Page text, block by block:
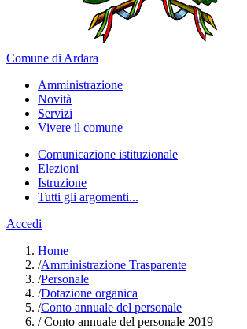
Comune di Ardara
Amministrazione
Novità
Servizi
Vivere il comune
Comunicazione istituzionale
Elezioni
Istruzione
Tutti gli argomenti...
Accedi
Home
/Amministrazione Trasparente
/Personale
/Dotazione organica
/Conto annuale del personale
/Conto annuale del personale 2019